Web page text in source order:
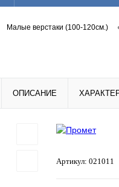
Средства дезинфекции
Малые верстаки (100-120см.)
ОПИСАНИЕ
Артикул: 021011